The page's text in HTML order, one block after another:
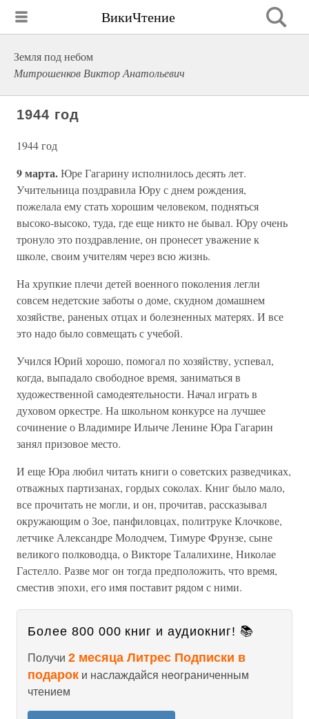
ВикиЧтение
Земля под небом
Митрошенков Виктор Анатольевич
1944 год
1944 год
9 марта.Юре Гагарину исполнилось десять лет.
Учительница поздравила Юру с днем рождения,
пожелала ему стать хорошим человеком, подняться
высоко-высоко, туда, где еще никто не бывал. Юру очень
тронуло это поздравление, он пронесет уважение к
школе, своим учителям через всю жизнь.
На хрупкие плечи детей военного поколения легли
совсем недетские заботы о доме, скудном домашнем
хозяйстве, раненых отцах и болезненных матерях. И все
это надо было совмещать с учебой.
Учился Юрий хорошо, помогал по хозяйству, успевал,
когда, выпадало свободное время, заниматься в
художественной самодеятельности. Начал играть в
духовом оркестре. На школьном конкурсе на лучшее
сочинение о Владимире Ильиче Ленине Юра Гагарин
занял призовое место.
И еще Юра любил читать книги о советских разведчиках,
отважных партизанах, гордых соколах. Книг было мало,
все прочитать не могли, и он, прочитав, рассказывал
окружающим о Зое, панфиловцах, политруке Клочкове,
летчике Александре Молодчем, Тимуре Фрунзе, сыне
великого полководца, о Викторе Талалихине, Николае
Гастелло. Разве мог он тогда предположить, что время,
сместив эпохи, его имя поставит рядом с ними.
Более 800 000 книг и аудиокниг! 📚
Получи 2 месяца Литрес Подписки в
подарок и наслаждайся неограниченным
чтением